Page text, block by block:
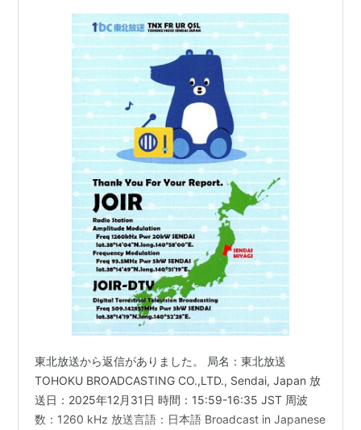
東北放送から返信がありました。 局名：東北放送
TOHOKU BROADCASTING CO.,LTD., Sendai, Japan 放
送日：2025年12月31日 時間：15:59-16:35 JST 周波
数：1260 kHz 放送言語：日本語 Broadcast in Japanese